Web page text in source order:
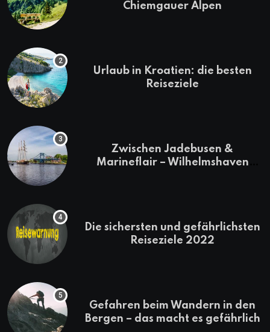
Chiemgauer Alpen
Urlaub in Kroatien: die besten
Reiseziele
Zwischen Jadebusen &
Marineflair – Wilhelmshaven
Die sichersten und gefährlichsten
Reiseziele 2022
Gefahren beim Wandern in den
Bergen – das macht es gefährlich